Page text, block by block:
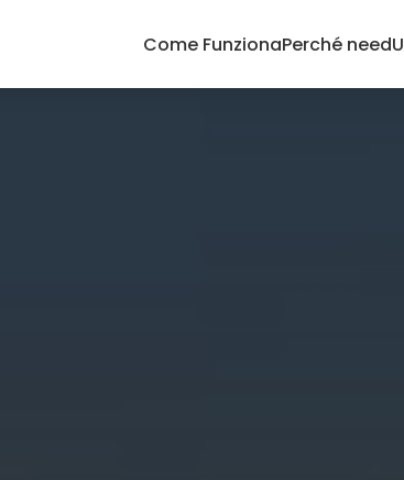
Come FunzionaPerché needU